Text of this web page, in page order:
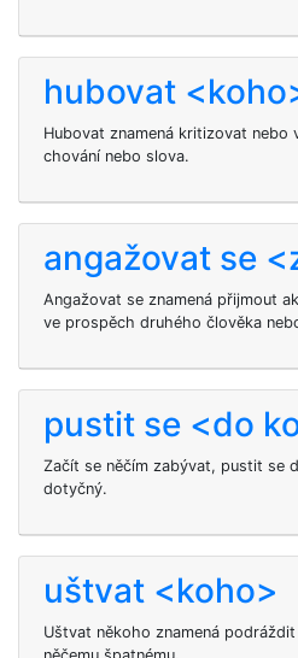
hubovat
Hubovat znamená kritizovat nebo
chování nebo slova.
angažovat se
Angažovat se znamená přijmout
ve prospěch druhého člověka
pustit se <do
Začít se něčím zabývat, pustit se
dotyčný.
uštvat <koho>
Uštvat někoho znamená